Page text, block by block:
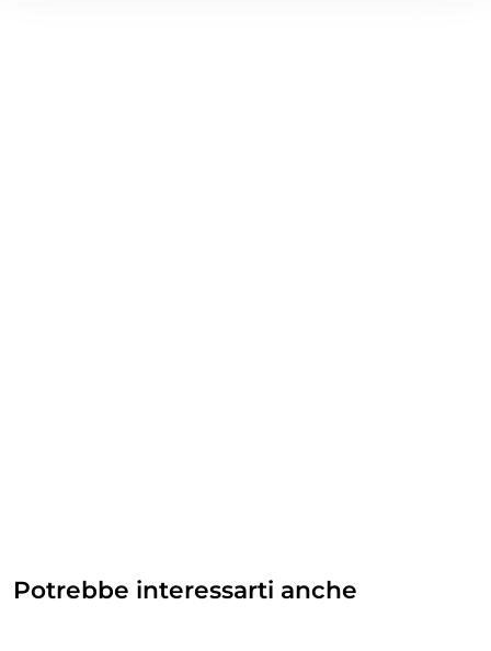
Potrebbe interessarti anche